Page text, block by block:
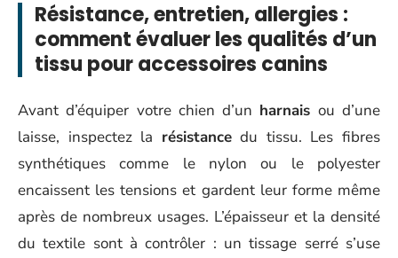
Résistance, entretien, allergies :
comment évaluer les qualités d’un
tissu pour accessoires canins
Avant d’équiper votre chien d’un harnais ou d’une
laisse, inspectez la résistancedu tissu. Les fibres
synthétiques comme le nylon ou le polyester
encaissent les tensions et gardent leur forme même
après de nombreux usages. L’épaisseur et la densité
du textile sont à contrôler : un tissage serré s’use